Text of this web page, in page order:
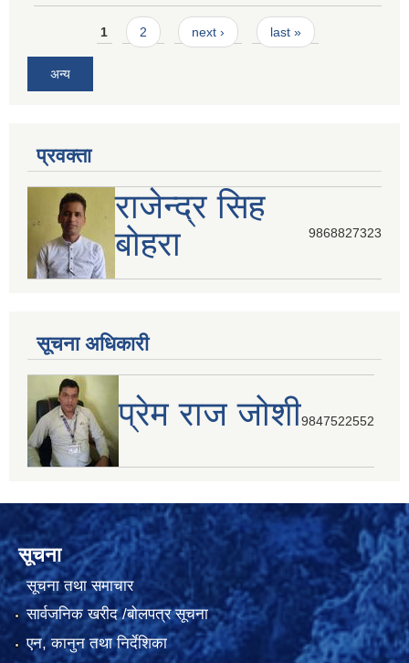
Pages1 2 next › last »
अन्य
प्रवक्ता
राजेन्द्र सिह
बोहरा
9868827323
सूचना अधिकारी
प्रेम राज जोशी9847522552
सूचना
सूचना तथा समाचार
सार्वजनिक खरीद /बोलपत्र सूचना
एन, कानुन तथा निर्देशिका